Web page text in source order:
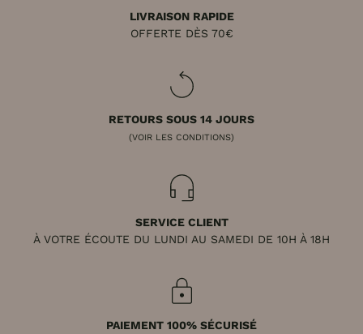
LIVRAISON RAPIDE
OFFERTE DÈS 70€
RETOURS SOUS 14 JOURS
(VOIR LES CONDITIONS)
SERVICE CLIENT
À VOTRE ÉCOUTE DU LUNDI AU SAMEDI DE 10H À 18H
PAIEMENT 100% SÉCURISÉ